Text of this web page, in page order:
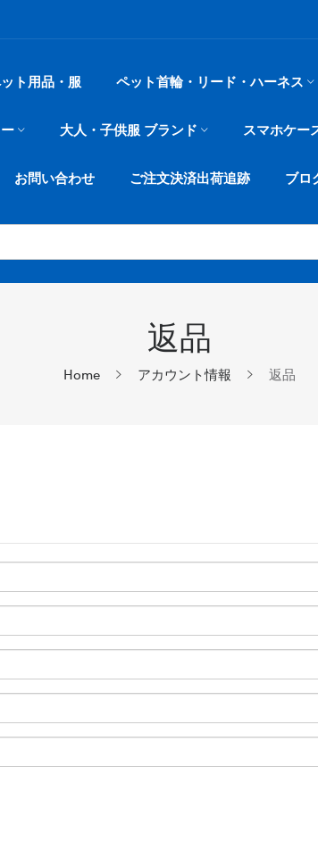
ト用品・服 ペット首輪・リード・ハーネス
大人・子供服 ブランド スマホケー
お問い合わせ ご注文決済出荷追跡 ブロ
返品
Home アカウント情報 返品